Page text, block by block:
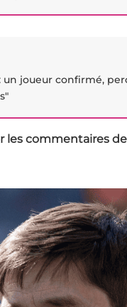
un joueur confirmé,
les commentaires